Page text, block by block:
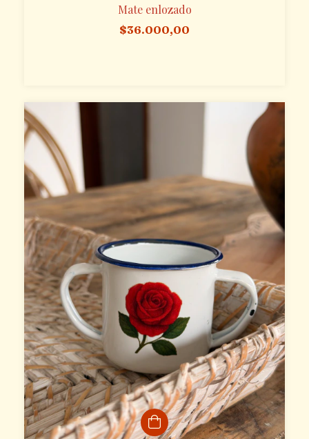
Mate enlozado
$36.000,00